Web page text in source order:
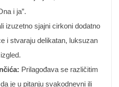
i ja”.
izuzetno sjajni cirkoni dodatno
i stvaraju delikatan, luksuzan
izgled.
Prilagođava se različitim
je u pitanju svakodnevni ili